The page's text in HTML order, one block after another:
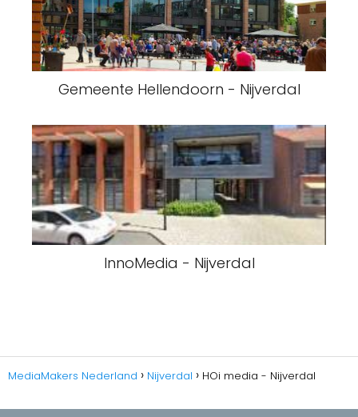
Gemeente Hellendoorn - Nijverdal
InnoMedia - Nijverdal
MediaMakers Nederland Nijverdal HOi media - Nijverdal